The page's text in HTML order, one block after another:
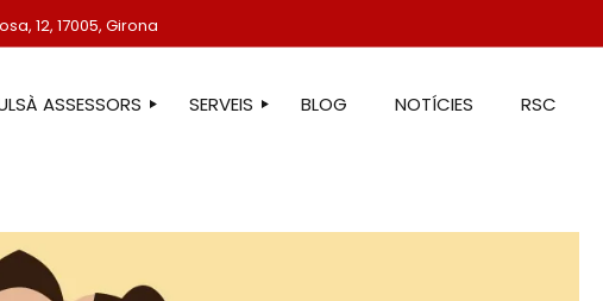
12, 17005, Girona
ASSESSORS SERVEIS BLOG NOTÍCIES RSC